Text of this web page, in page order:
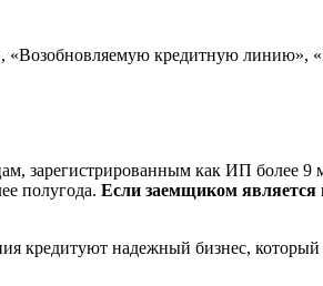
кредитную линию»,
зарегистрированным как ИП более 9
полугода. Если заемщиком является
кредитуют надежный бизнес,